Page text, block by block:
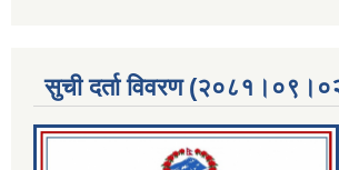
सुची दर्ता विवरण